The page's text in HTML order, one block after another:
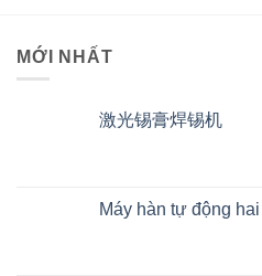
MỚI NHẤT
激光锡膏焊锡机
Máy hàn tự động